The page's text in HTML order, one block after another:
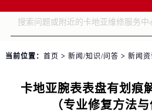
当前位置： 首页 > 新闻/知识/问答 > 新闻资
卡地亚腕表表盘有划痕
（专业修复方法与